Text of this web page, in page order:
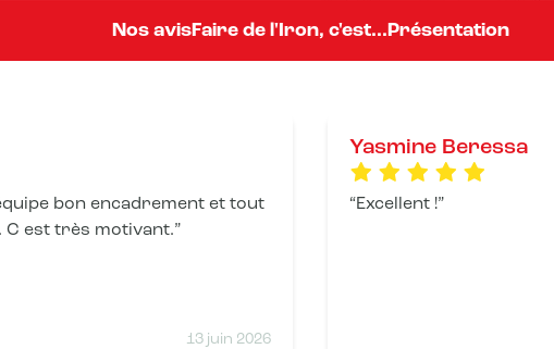
Nos avisFaire de l'Iron, c'est... Présentation
13 juin 2026
bon encadrement et tout
C est très motivant.
Yasmine Beressa
Excellent !